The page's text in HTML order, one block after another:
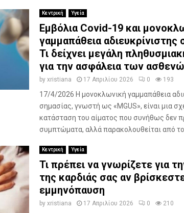
Κεντρική Υγεία
Εμβόλια Covid-19 και
γαμμαπάθεια αδιευκρίνιστης
Τι δείχνει μεγάλη
για την ασφάλεια των
by xristiana 17 Απριλίου 2026 0 193
17/4/2026 Η μονοκλωνική γαμμαπάθεια
σημασίας, γνωστή ως «MGUS», είναι μια
κατάσταση του αίματος που συνήθως δεν
συμπτώματα, αλλά παρακολουθείται από
Κεντρική Υγεία
Τι πρέπει να γνωρίζετε για
της καρδιάς σας αν
εμμηνόπαυση
by xristiana 17 Απριλίου 2026 0 210